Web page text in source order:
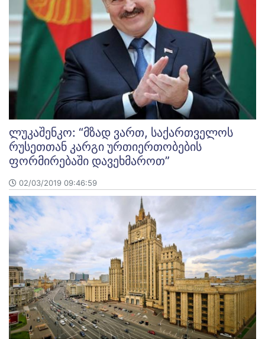
ლუკაშენკო: “მზად ვართ, საქართველოს
რუსეთთან კარგი ურთიერთობების
ფორმირებაში დავეხმაროთ”
02/03/2019 09:46:59